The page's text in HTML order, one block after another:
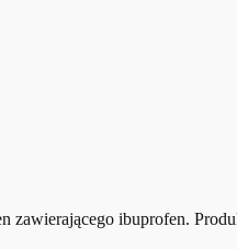
ibuprofen.